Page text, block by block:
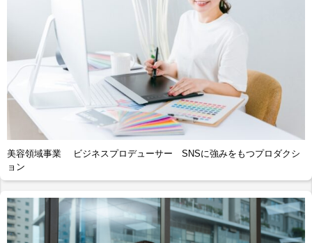
美容領域事業 ビジネスプロデューサー SNSに強みをもつプロダクシ
ョン